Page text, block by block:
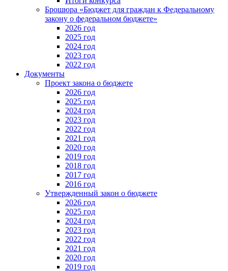
Брошюра «Бюджет для граждан к Федеральному
закону о федеральном бюджете»
2026 год
2025 год
2024 год
2023 год
2022 год
Документы
Проект закона о бюджете
2026 год
2025 год
2024 год
2023 год
2022 год
2021 год
2020 год
2019 год
2018 год
2017 год
2016 год
Утвержденный закон о бюджете
2026 год
2025 год
2024 год
2023 год
2022 год
2021 год
2020 год
2019 год